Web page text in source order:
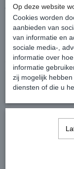
cm breedte)
Ook interessant
Op deze website
Cookies worden
aanbieden van
van informatie en
sociale media-,
informatie over
informatie
zij mogelijk
diensten of die u